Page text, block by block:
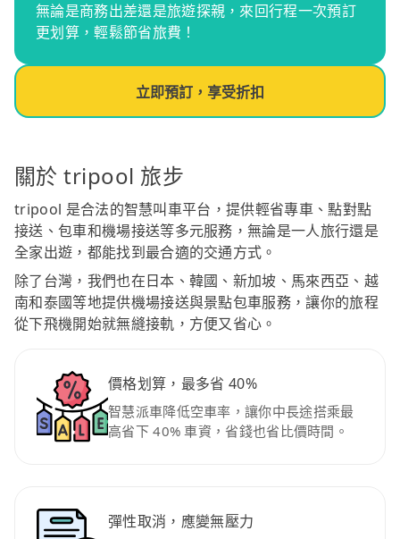
無論是商務出差還是旅遊探親，來回行程一次預訂
更划算，輕鬆節省旅費！
立即預訂，享受折扣
關於 tripool 旅步
tripool 是合法的智慧叫車平台，提供輕省專車、點對點
接送、包車和機場接送等多元服務，無論是一人旅行還是
全家出遊，都能找到最合適的交通方式。
除了台灣，我們也在日本、韓國、新加坡、馬來西亞、越
南和泰國等地提供機場接送與景點包車服務，讓你的旅程
從下飛機開始就無縫接軌，方便又省心。
價格划算，最多省 40%
智慧派車降低空車率，讓你中長途搭乘最
高省下 40% 車資，省錢也省比價時間。
彈性取消，應變無壓力